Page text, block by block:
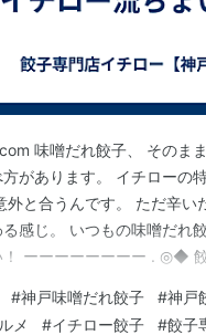
味噌だれ餃子、 そのま
があります。 イチローの
外と合うんです。 ただ辛
感じ。 いつもの味噌だれ
！ ーーーーーーーー . ◎◆
に広めたお店として知ら
#神戸味噌だれ餃子 #神戸
メ #イチロー餃子 #餃子